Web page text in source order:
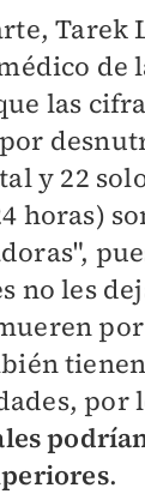
Tarek
de
las
y 22
horas)
no les
por
.